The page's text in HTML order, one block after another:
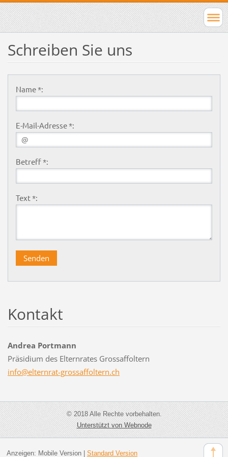
Schreiben Sie uns
Name *:
E-Mail-Adresse *:
Betreff *:
Text *:
Kontakt
Andrea Portmann
Präsidium des Elternrates Grossaffoltern
info@elternrat-grossaffoltern.ch
© 2018 Alle Rechte vorbehalten.
Unterstützt von Webnode
Anzeigen: Mobile Version| Standard Version